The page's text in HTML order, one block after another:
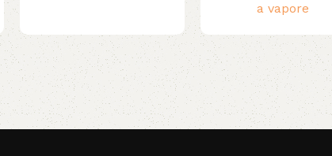
a vapore